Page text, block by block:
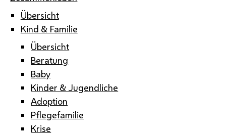
Übersicht
Kind & Familie
Übersicht
Beratung
Baby
Kinder & Jugendliche
Adoption
Pflegefamilie
Krise